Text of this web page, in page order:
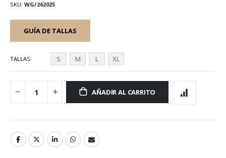
SKU WG/262025
GUÍA DE TALLAS
TALLAS S M L XL
AÑADIR AL CARRITO